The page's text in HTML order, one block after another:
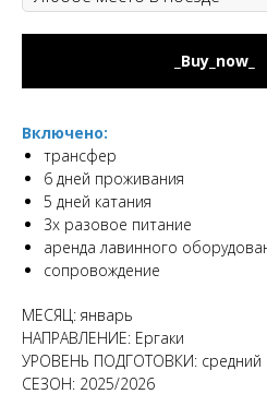
_Buy_now_
Включено:
трансфер
6 дней проживания
5 дней катания
3х разовое питание
аренда лавинного
сопровождение
МЕСЯЦ: январь
НАПРАВЛЕНИЕ: Ергаки
УРОВЕНЬ ПОДГОТОВКИ: средний
СЕЗОН: 2025/2026